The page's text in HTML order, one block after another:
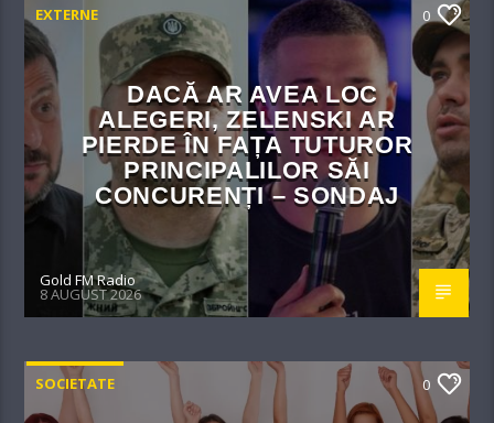
EXTERNE 0
DACĂ AR AVEA LOC
ALEGERI, ZELENSKI AR
PIERDE ÎN FAȚA TUTUROR
PRINCIPALILOR SĂI
CONCURENȚI – SONDAJ
Gold FM Radio
8 AUGUST 2026
SOCIETATE 0